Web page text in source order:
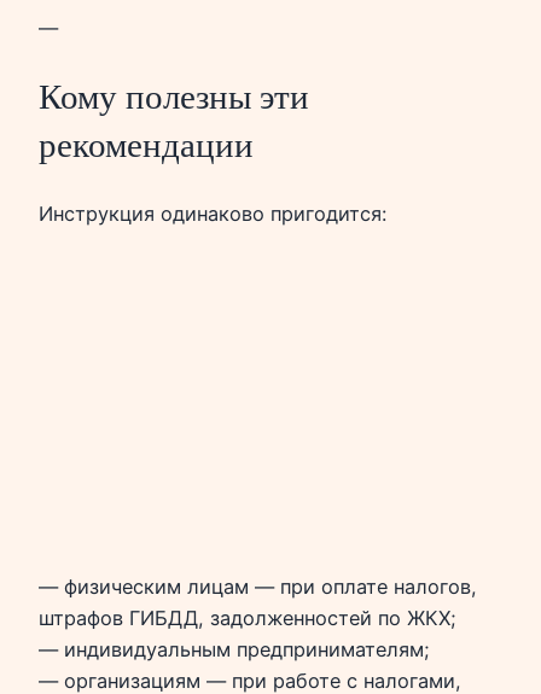
—
Кому полезны эти
рекомендации
Инструкция одинаково пригодится:
— физическим лицам — при оплате налогов,
штрафов ГИБДД, задолженностей по ЖКХ;
— индивидуальным предпринимателям;
— организациям — при работе с налогами,